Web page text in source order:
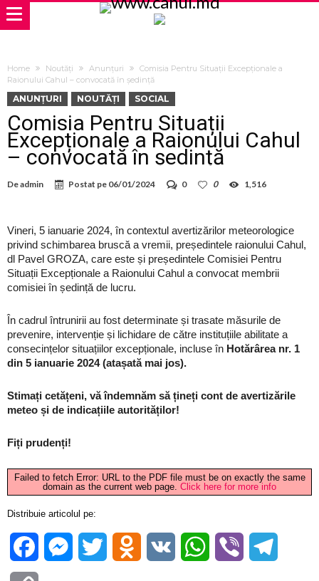
Home Noutăți Anunțuri
Comisia Pentru Situații Excepționale a
Raionului Cahul – convocată în ședință
ANUNȚURI NOUTĂȚI SOCIAL
Comisia Pentru Situații
Excepționale a Raionului Cahul
– convocată în ședință
Deadmin Postat pe 06/01/2024 0 0 1,516
Vineri, 5 ianuarie 2024, în contextul avertizărilor meteorologice
privind schimbarea bruscă a vremii, președintele raionului Cahul,
dl Pavel GROZA, care este și președintele Comisiei Pentru
Situații Excepționale a Raionului Cahul a convocat membrii
comisiei în ședință de lucru.
În cadrul întrunirii au fost determinate și trasate măsurile de
prevenire, intervenție și lichidare de către instituțiile abilitate a
consecințelor situațiilor excepționale, incluse în Hotărârea nr. 1
din 5 ianuarie 2024 (atașată mai jos).
Stimați cetățeni, vă îndemnăm să țineți cont de avertizările
meteo și de indicațiile autorităților!
Fiți prudenți!
Failed to fetch Error: URL to the PDF file must be on exactly the same
domain as the current web page. Click here for more info
Distribuie articolul pe:
FacebookMessenger
Twitter Odnoklassniki
VK WhatsApp
Viber